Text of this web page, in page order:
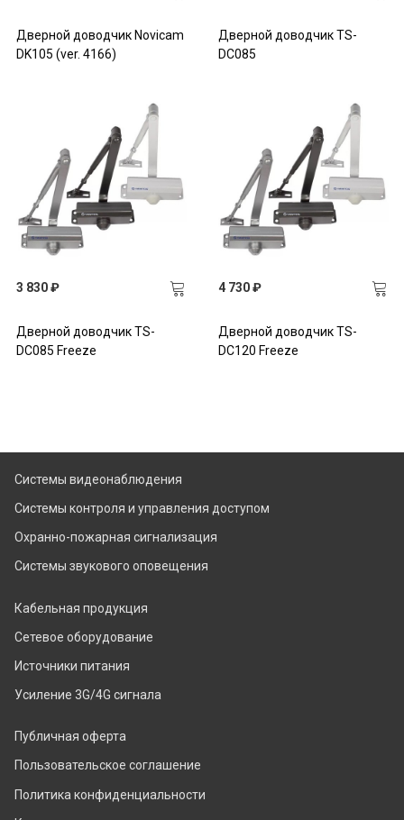
Дверной доводчик Novicam
DK105 (ver. 4166)
Дверной доводчик TS-
DC085
3 830 ₽
Дверной доводчик TS-
DC085 Freeze
4 730 ₽
Дверной доводчик TS-
DC120 Freeze
Системы видеонаблюдения
Системы контроля и управления доступом
Охранно-пожарная сигнализация
Системы звукового оповещения
Кабельная продукция
Сетевое оборудование
Источники питания
Усиление 3G/4G сигнала
Публичная оферта
Пользовательское соглашение
Политика конфиденциальности